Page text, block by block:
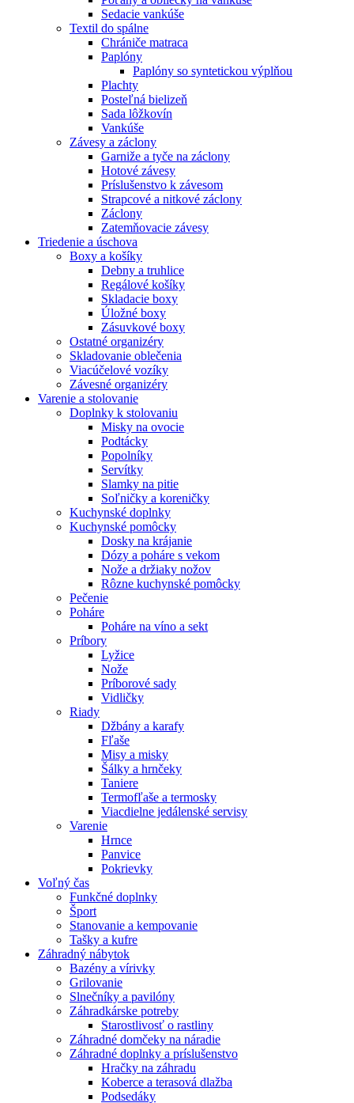
Sedacie vankúše
Textil do spálne
Chrániče matraca
Paplóny
Paplóny so syntetickou výplňou
Plachty
Posteľná bielizeň
Sada lôžkovín
Vankúše
Závesy a záclony
Garniže a tyče na záclony
Hotové závesy
Príslušenstvo k závesom
Strapcové a nitkové záclony
Záclony
Zatemňovacie závesy
Triedenie a úschova
Boxy a košíky
Debny a truhlice
Regálové košíky
Skladacie boxy
Úložné boxy
Zásuvkové boxy
Ostatné organizéry
Skladovanie oblečenia
Viacúčelové vozíky
Závesné organizéry
Varenie a stolovanie
Doplnky k stolovaniu
Misky na ovocie
Podtácky
Popolníky
Servítky
Slamky na pitie
Soľničky a koreničky
Kuchynské doplnky
Kuchynské pomôcky
Dosky na krájanie
Dózy a poháre s vekom
Nože a držiaky nožov
Rôzne kuchynské pomôcky
Pečenie
Poháre
Poháre na víno a sekt
Príbory
Lyžice
Nože
Príborové sady
Vidličky
Riady
Džbány a karafy
Fľaše
Misy a misky
Šálky a hrnčeky
Taniere
Termofľaše a termosky
Viacdielne jedálenské servisy
Varenie
Hrnce
Panvice
Pokrievky
Voľný čas
Funkčné doplnky
Šport
Stanovanie a kempovanie
Tašky a kufre
Záhradný nábytok
Bazény a vírivky
Grilovanie
Slnečníky a pavilóny
Záhradkárske potreby
Starostlivosť o rastliny
Záhradné domčeky na náradie
Záhradné doplnky a príslušenstvo
Hračky na záhradu
Koberce a terasová dlažba
Podsedáky